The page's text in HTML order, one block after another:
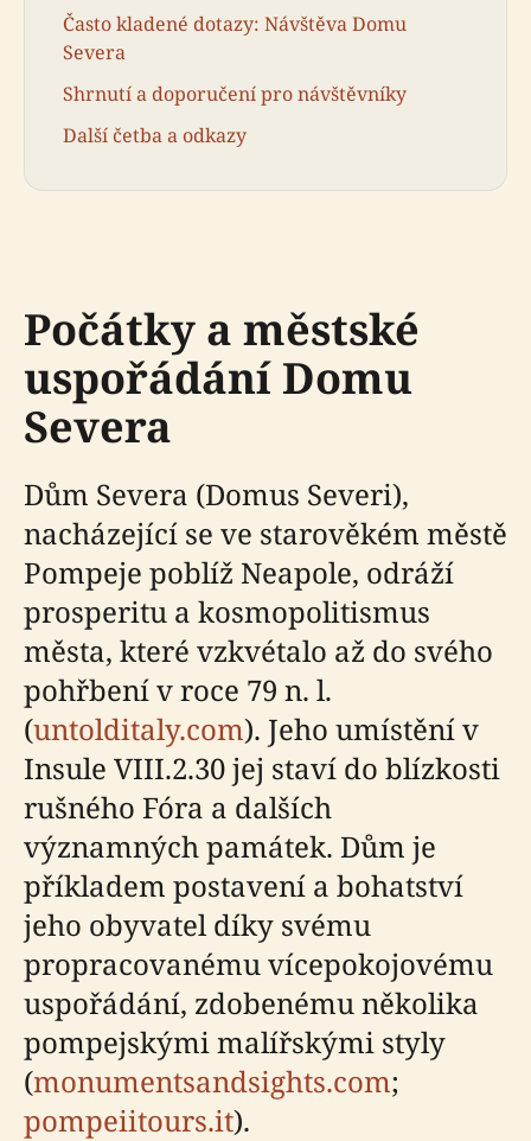
Často kladené dotazy: Návštěva Domu
Severa
Shrnutí a doporučení pro návštěvníky
Další četba a odkazy
Počátky a městské
uspořádání Domu
Severa
Dům Severa (Domus Severi),
nacházející se ve starověkém městě
Pompeje poblíž Neapole, odráží
prosperitu a kosmopolitismus
města, které vzkvétalo až do svého
pohřbení v roce 79 n. l.
(untolditaly.com). Jeho umístění v
Insule VIII.2.30 jej staví do blízkosti
rušného Fóra a dalších
významných památek. Dům je
příkladem postavení a bohatství
jeho obyvatel díky svému
propracovanému vícepokojovému
uspořádání, zdobenému několika
pompejskými malířskými styly
(monumentsandsights.com;
pompeiitours.it).